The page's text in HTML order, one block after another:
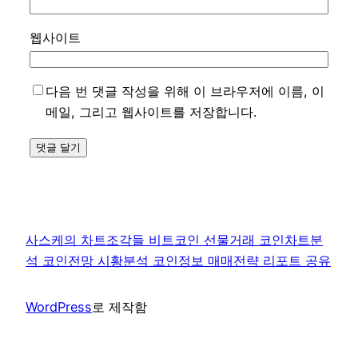
웹사이트
다음 번 댓글 작성을 위해 이 브라우저에 이름, 이
메일, 그리고 웹사이트를 저장합니다.
사스케의 차트조각들 비트코인 선물거래 코인차트분
석 코인전망 시황분석 코인정보 매매전략 리포트 공유
WordPress로 제작함